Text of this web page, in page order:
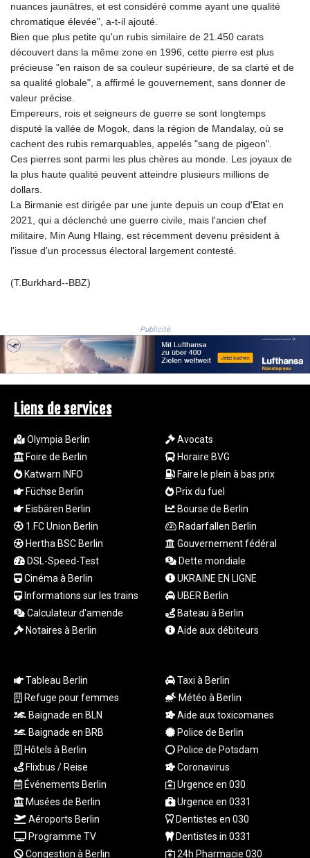
HKD 9.049284
HNL 30.914302
HRK 7.536546
HTG 150.809283
HUF 364.573259
IDR
ILS 3.463666
IMP 0.857346
INR 109.83378
IQD 1510.89449
IRR
ISK 142.572116
JEP 0.857346
JMD 183.168441
JOD 0.817863
4684.773512
KMF 492.554315
KRW 1633.35962
KWD 0.3563
26041.078389
LBP
LKR 386.869037
LRD 208.186862
LSL 18.737893
LTL 3.406053
LVL 0.697755
LYD 7.336566
MAD 10.74989
MDL 20.056874
4921.849865
MKD 61.568318
MNT
4148.114639
MOP 9.32038
MRU 46.367858
MVR 17.833845
MWK
1999.984044
MXN 19.787625
MYR 4.718133
MZN 73.706953
NAD 18.737893
nuances jaunâtres, et est considéré comme ayant une qualité
chromatique élevée", a‑t‑il ajouté.
Bien que plus petite qu'un rubis similaire de 21.450 carats
découvert dans la même zone en 1996, cette pierre est plus
précieuse "en raison de sa couleur supérieure, de sa clarté et de
sa qualité globale", a affirmé le gouvernement, sans donner de
valeur précise.
Empereurs, rois et seigneurs de guerre se sont longtemps
disputé la vallée de Mogok, dans la région de Mandalay, où se
cachent des rubis remarquables, appelés "sang de pigeon".
Ces pierres sont parmi les plus chères au monde. Les joyaux de
la plus haute qualité peuvent atteindre plusieurs millions de
dollars.
La Birmanie est dirigée par une junte depuis un coup d'Etat en
2021, qui a déclenché une guerre civile, mais l'ancien chef
militaire, Min Aung Hlaing, est récemment devenu président à
l'issue d'un processus électoral largement contesté.
(T.Burkhard--BBZ)
Publicité
Liens de services
Olympia Berlin
Foire de Berlin
Katwarn INFO
Füchse Berlin
Eisbären Berlin
1.FC Union Berlin
Hertha BSC Berlin
DSL-Speed-Test
Cinéma à Berlin
Informations sur les trains
Calculateur d'amende
Notaires à Berlin
Avocats
Horaire BVG
Faire le plein à bas prix
Prix du fuel
Bourse de Berlin
Radarfallen Berlin
Gouvernement fédéral
Dette mondiale
UKRAINE EN LIGNE
UBER Berlin
Bateau à Berlin
Aide aux débiteurs
Tableau Berlin
Refuge pour femmes
Baignade en BLN
Baignade en BRB
Hôtels à Berlin
Flixbus / Reise
Événements Berlin
Musées de Berlin
Aéroports Berlin
Programme TV
Congestion à Berlin
Taxi à Berlin
Météo à Berlin
Aide aux toxicomanes
Police de Berlin
Police de Potsdam
Coronavirus
Urgence en 030
Urgence en 0331
Dentistes en 030
Dentistes in 0331
24h Pharmacie 030